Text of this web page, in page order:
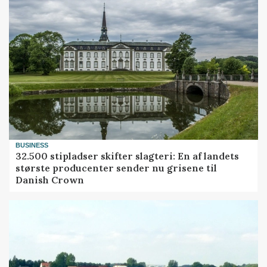
BUSINESS
32.500 stipladser skifter slagteri: En af landets
største producenter sender nu grisene til
Danish Crown